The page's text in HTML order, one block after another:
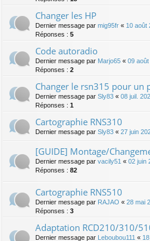
Changer les HP
Dernier message par mig95fr « 10 août
Réponses : 5
Code autoradio
Dernier message par Marjo65 « 09 août
Réponses : 2
Changer le rsn315 pour un
Dernier message par Sly83 « 08 juil.
Réponses : 1
Cartographie RNS310
Dernier message par Sly83 « 27 juin
[GUIDE] Montage/
Dernier message par vacily51 « 02 juin
Réponses : 82
Cartographie RNS510
Dernier message par RAJAO « 28 mai
Réponses : 3
Adaptation RCD210/310/
Dernier message par Leboubou111 «